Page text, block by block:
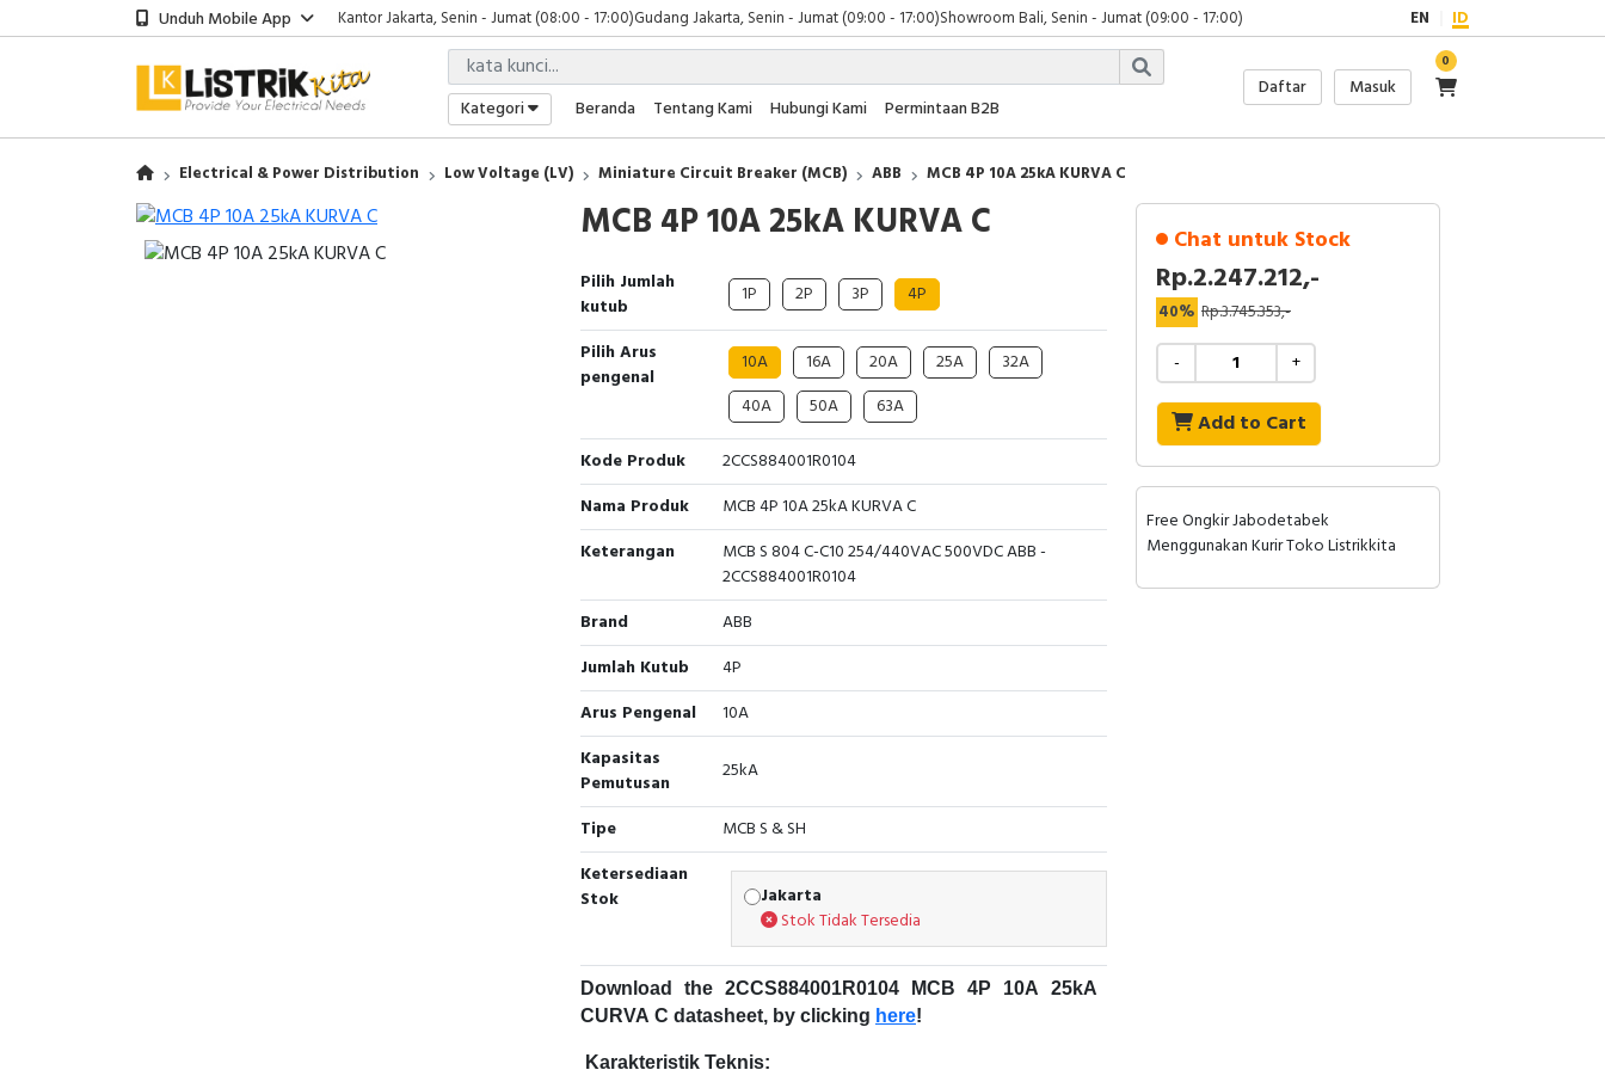
Unduh Mobile App Kantor Jakarta, Senin - Jumat (08:00 - 17:00)Gudang Jakarta, Senin - Jumat (09:00 - 17:00)Showroom Bali, Senin - Jumat (09:00 - 17:00) EN ID
Kategori Beranda Tentang Kami Hubungi Kami Permintaan B2B
Daftar Masuk
0
Electrical & Power Distribution Low Voltage (LV) Miniature Circuit Breaker (MCB) ABB MCB 4P 10A 25kA KURVA C
MCB 4P 10A 25kA KURVA C
Pilih Jumlah
kutub
1P 2P 3P 4P
Pilih Arus
pengenal
10A 16A 20A 25A
32A
40A
50A
63A
Kode Produk
2CCS884001R0104
Nama Produk
MCB 4P 10A 25kA KURVA C
Keterangan
MCB S 804 C-C10 254/440VAC 500VDC ABB -
2CCS884001R0104
Brand
ABB
Jumlah Kutub
4P
Arus Pengenal
10A
Kapasitas
Pemutusan
25kA
Tipe
MCB S & SH
Ketersediaan
Stok
Jakarta
Stok Tidak Tersedia
Download the 2CCS884001R0104 MCB 4P 10A 25kA
CURVA C datasheet, by clicking here!
Karakteristik Teknis:
Chat untuk Stock
Rp.2.247.212,-
40% Rp.3.745.353,-
- +
Add to Cart
Free Ongkir Jabodetabek
Menggunakan Kurir Toko Listrikkita